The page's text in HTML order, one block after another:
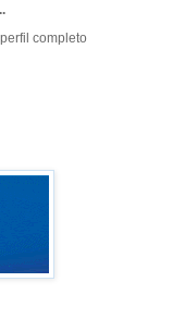
completo